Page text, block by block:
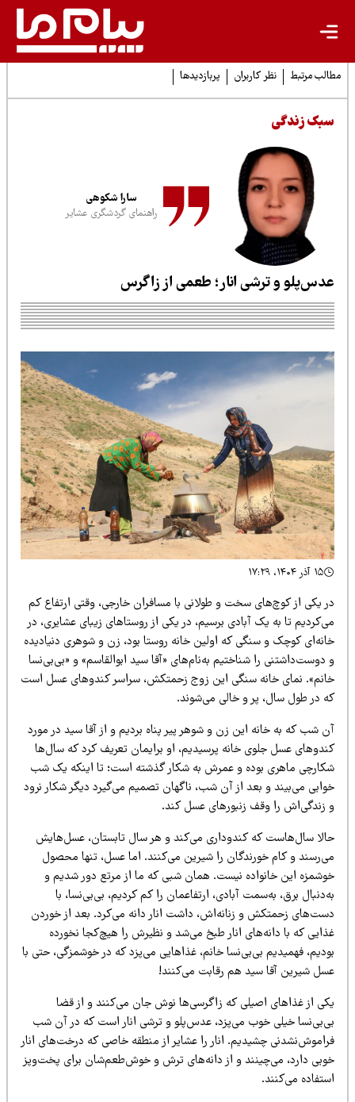
مرتبط نظر کاربران پربازدیدها
زندگی
سارا شکوهی
راهنمای گردشگری عشایر
و ترشی انار؛ طعمی از زاگرس
یکی از کوچ‌های سخت و طولانی با مسافران خارجی، وقتی ارتفاع کم
تا به یک آبادی برسیم، در یکی از روستاهای زیبای عشایری، در
کوچک و سنگی که اولین خانه‌ روستا بود، زن و شوهری دنیادیده
دوست‌داشتنی را شناختیم به‌نام‌های «آقا سید ابوالقاسم» و «بی‌بی‌نسا
نمای خانه‌‌ سنگی این زوج زحمتکش، سراسر کندوهای عسل است
در طول سال، پر و خالی می‌شوند.
شب که به خانه‌ این زن و شوهر پیر پناه بردیم و از آقا سید در مورد
عسل جلوی خانه‌ پرسیدیم، او برایمان تعریف کرد که سال‌ها
ماهری بوده و عمرش به شکار گذشته است؛ تا اینکه یک شب
می‌بیند و بعد از آن شب، ناگهان تصمیم می‌گیرد دیگر شکار نرود
زندگی‌اش را وقف زنبورهای عسل کند.
سال‌هاست که کندو‌داری می‌کند و هر سال تابستان، عسل‌هایش
و کام خورندگان را شیرین می‌کنند. اما عسل، تنها محصول
این خانواده نیست. همان شبی که ما از مرتع دور شدیم و
برق، به‌سمت آبادی، ارتفاعمان را کم کردیم، بی‌بی‌نسا، با
زحمتکش و زنانه‌اش، داشت انار دانه می‌کرد. بعد از خوردن
که با دانه‌های انار طبخ می‌شد و نظیرش را هیچ‌کجا نخورده
فهمیدیم بی‌بی‌‌نسا خانم، غذاهایی می‌پزد که در خوشمزگی، حتی با
شیرین آقا سید هم رقابت می‌کنند!
از غذاهای اصیلی که زاگرسی‌ها نوش جان می‌کنند و از قضا
خیلی خوب می‌پزد، عدس‌پلو و ترشی انار است که در آن شب
چشیدیم. انار را عشایر از منطقه‌ خاصی که درخت‌های انار
دارد، می‌چینند و از دانه‌های ترش و خوش‌طعم‌شان برای پخت‌وپز
می‌کنند.